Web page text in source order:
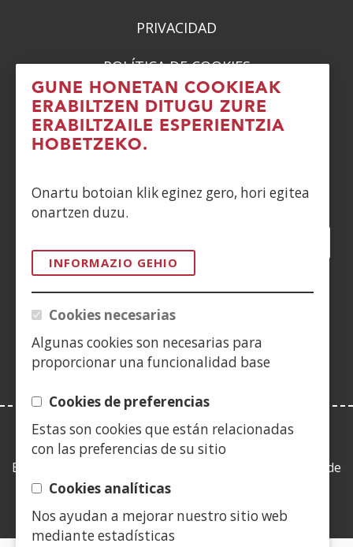
GUNE HONETAN COOKIEAK
ERABILTZEN DITUGU ZURE
ERABILTZAILE ESPERIENTZIA
HOBETZEKO.
Onartu botoian klik eginez gero, hori egitea
onartzen duzu.
INFORMAZIO GEHIO
Cookies necesarias
Algunas cookies son necesarias para
proporcionar una funcionalidad base
Cookies de preferencias
Estas son cookies que están relacionadas
con las preferencias de su sitio
Cookies analíticas
Nos ayudan a mejorar nuestro sitio web
mediante estadísticas
PRIVACIDAD
POLÍTICA DE COOKIES
DENUNCIAS
CONTACTO
Siguenos en:
leiho
berrian)
leiho
berrian)
leiho
berrian)
YouTube
(Ireki
leiho
berrian)
(Ireki
LEY DE TRANSPARENCIA
Esta web se ajusta a lo establecido en la Ley 19/2013, de
9 de diciembre, de transparencia, acceso a la